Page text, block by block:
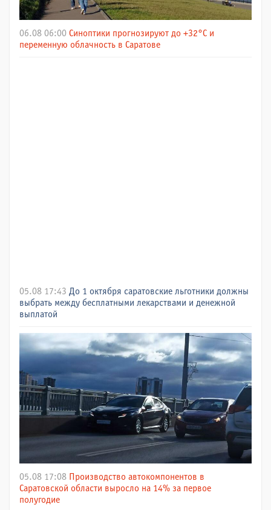
06.08 06:00 Синоптики прогнозируют до +32°C и
переменную облачность в Саратове
05.08 17:43 До 1 октября саратовские льготники должны
выбрать между бесплатными лекарствами и денежной
выплатой
05.08 17:08 Производство автокомпонентов в
Саратовской области выросло на 14% за первое
полугодие